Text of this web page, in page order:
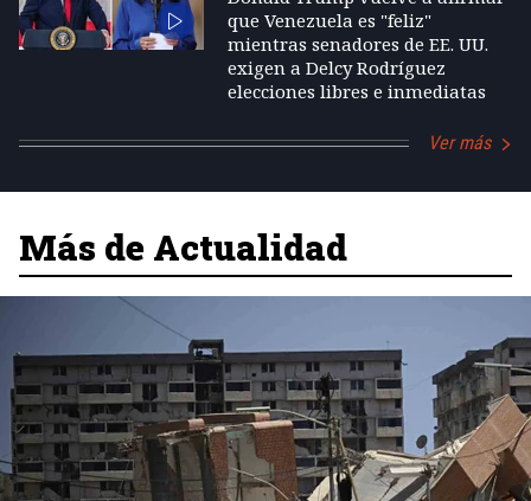
que Venezuela es "feliz"
mientras senadores de EE. UU.
exigen a Delcy Rodríguez
elecciones libres e inmediatas
Ver más
Más de Actualidad